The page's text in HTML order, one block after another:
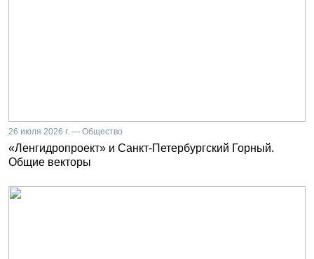
26 июля 2026 г. — Общество
«Ленгидропроект» и Санкт-Петербургский Горный.
Общие векторы